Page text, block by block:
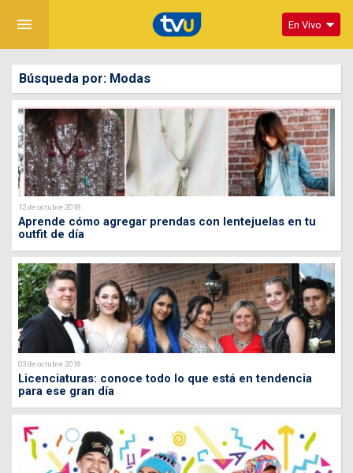
menu En Vivo
Búsqueda por: Modas
12 de octubre 2018
Aprende cómo agregar prendas con lentejuelas en tu
outfit de día
03 de octubre 2018
Licenciaturas: conoce todo lo que está en tendencia
para ese gran día